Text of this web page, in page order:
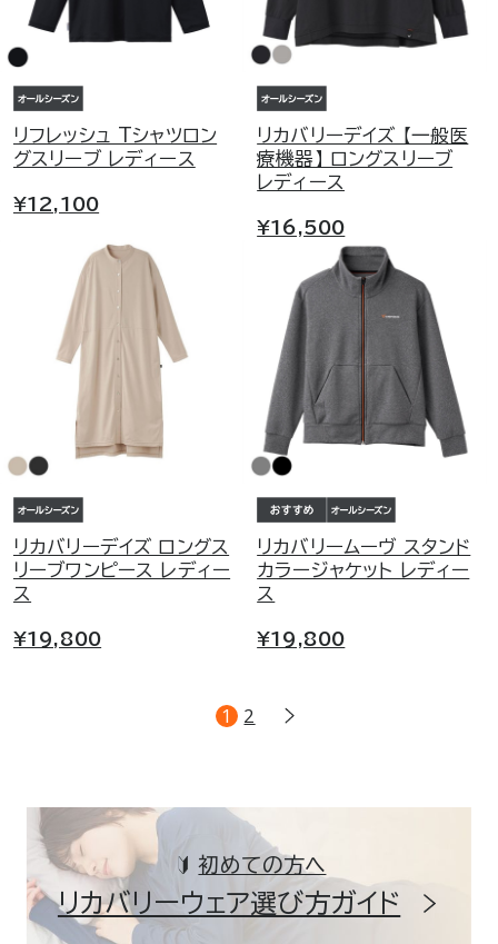
リフレッシュ Tシャツロン
グスリーブ レディース
¥12,100
リカバリーデイズ 【一般医
療機器】 ロングスリーブ
レディース
¥16,500
リカバリーデイズ ロングス
リーブワンピース レディー
ス
¥19,800
リカバリームーヴ スタンド
カラージャケット レディー
ス
¥19,800
1 2
初めての方へ
リカバリーウェア選び方ガイド